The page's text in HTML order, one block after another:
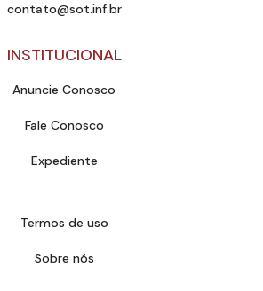
contato@sot.inf.br
INSTITUCIONAL
Anuncie Conosco
Fale Conosco
Expediente
Termos de uso
Sobre nós